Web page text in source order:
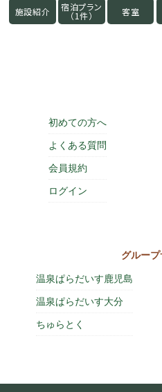
施設紹介 宿泊プラン
（1件） 客室
初めての方へ
よくある質問
会員規約
ログイン
グループ
温泉ぱらだいす鹿児島
温泉ぱらだいす大分
ちゅらとく